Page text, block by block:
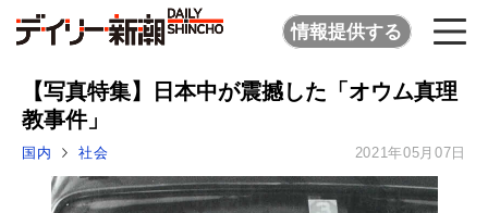
情報提供する
【写真特集】日本中が震撼した「オウム真理
教事件」
国内 社会 2021年05月07日